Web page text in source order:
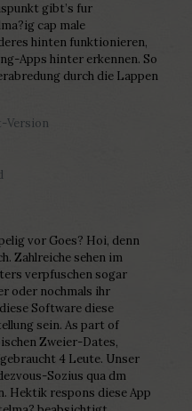
gibt’s fur
cap male
hinten funktionieren,
Apps hinter erkennen. So
durch die Lappen
Version
vor Goes? Hoi, denn
Zahlreiche sehen im
verpfuschen sogar
oder nochmals ihr
Software diese
sein. As part of
Zweier-Dates,
4 Leute. Unser
Sozius qua dm
Hektik respons diese App